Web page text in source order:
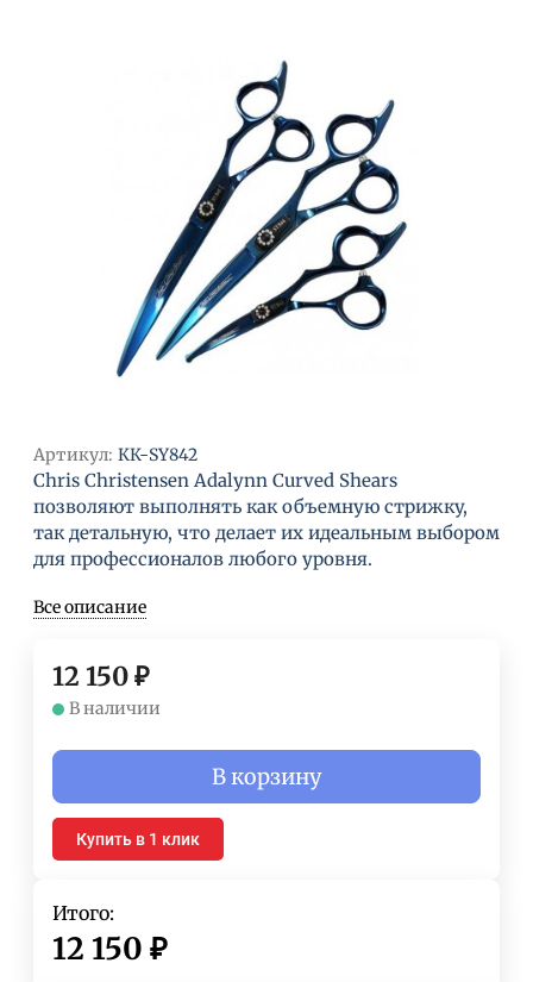
Артикул: КК-SY842
Chris Christensen Adalynn Curved Shears
позволяют выполнять как объемную стрижку,
так детальную, что делает их идеальным выбором
для профессионалов любого уровня.
Все описание
12 150₽
В наличии
В корзину
Купить в 1 клик
Итого:
12 150 ₽